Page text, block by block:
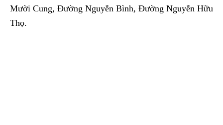
Mười Cung, Đường Nguyễn Bình, Đường Nguyễn Hữu
Thọ.